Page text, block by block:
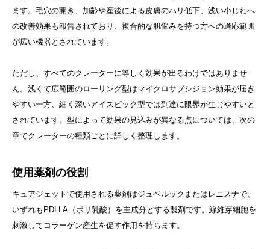
ます。毛穴の開き、加齢や産後による皮膚のハリ低下、浅い小じわへ
の改善効果も報告されており、複合的な肌悩みを持つ方への適応範囲
が広い機器とされています。
ただし、すべてのクレーターに等しく効果が出るわけではありませ
ん。浅くて広範囲のローリング型はマイクロサブシジョン効果が届き
やすい一方、細く深いアイスピック型では到達に限界が生じやすいと
されています。型によって効果の見込みが異なる点については、次の
章でクレーターの種類ごとに詳しく整理します。
使用薬剤の役割
キュアジェットで使用される薬剤はジュベルックまたはレニスナで、
いずれもPDLLA（ポリ乳酸）を主成分とする製剤です。線維芽細胞を
刺激してコラーゲン産生を促す作用を持ちます。